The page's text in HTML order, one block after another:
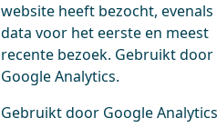
website heeft bezocht, evenals
data voor het eerste en meest
recente bezoek. Gebruikt door
Google Analytics.
Gebruikt door Google